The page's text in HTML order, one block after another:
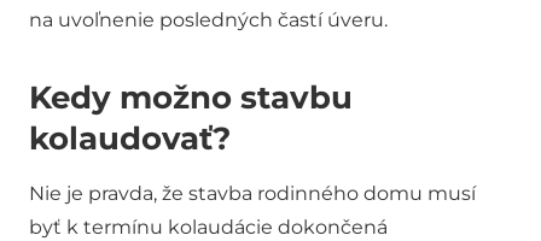
na uvoľnenie posledných častí úveru.
Kedy možno stavbu
kolaudovať?
Nie je pravda, že stavba rodinného domu musí
byť k termínu kolaudácie dokončená